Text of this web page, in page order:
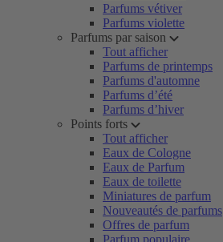
Parfums vétiver
Parfums violette
Parfums par saison
Tout afficher
Parfums de printemps
Parfums d'automne
Parfums d’été
Parfums d’hiver
Points forts
Tout afficher
Eaux de Cologne
Eaux de Parfum
Eaux de toilette
Miniatures de parfum
Nouveautés de parfums
Offres de parfum
Parfum populaire